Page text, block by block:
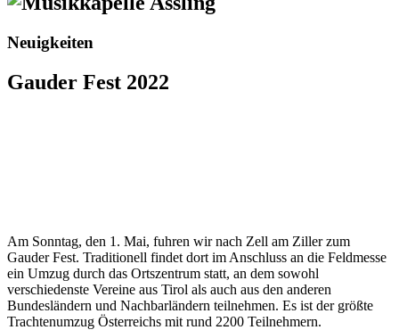
Neuigkeiten
Gauder Fest 2022
Am Sonntag, den 1. Mai, fuhren wir nach Zell am Ziller zum
Gauder Fest. Traditionell findet dort im Anschluss an die Feldmesse
ein Umzug durch das Ortszentrum statt, an dem sowohl
verschiedenste Vereine aus Tirol als auch aus den anderen
Bundesländern und Nachbarländern teilnehmen. Es ist der größte
Trachtenumzug Österreichs mit rund 2200 Teilnehmern.